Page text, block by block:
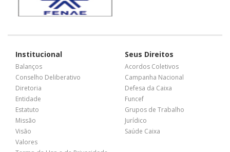
Institucional
Balanços
Conselho Deliberativo
Diretoria
Entidade
Estatuto
Missão
Visão
Valores
Seus Direitos
Acordos Coletivos
Campanha Nacional
Defesa da Caixa
Funcef
Grupos de Trabalho
Jurídico
Saúde Caixa